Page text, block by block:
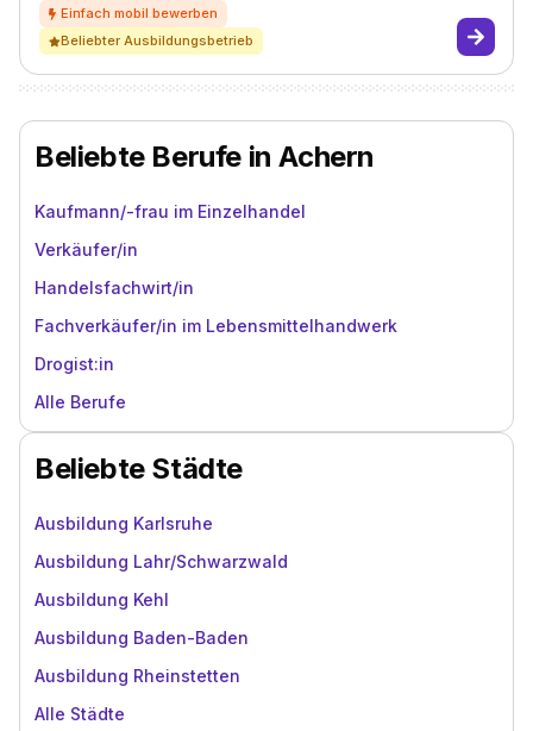
Beliebter Ausbildungsbetrieb
Beliebte Berufe in Achern
Kaufmann/-frau im Einzelhandel
Verkäufer/in
Handelsfachwirt/in
Fachverkäufer/in im Lebensmittelhandwerk
Drogist:in
Alle Berufe
Beliebte Städte
Ausbildung Karlsruhe
Ausbildung Lahr/Schwarzwald
Ausbildung Kehl
Ausbildung Baden-Baden
Ausbildung Rheinstetten
Alle Städte